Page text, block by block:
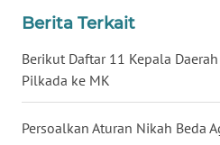
Berita Terkait
Berikut Daftar 11 Kepala
Pilkada ke MK
Persoalkan Aturan Nikah Beda
JATENG
WN
NUSANTARA